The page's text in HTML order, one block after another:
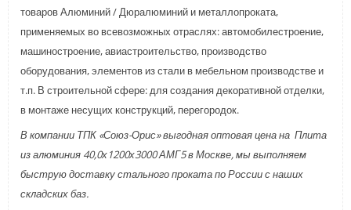
товаров Алюминий / Дюралюминий и металлопроката,
применяемых во всевозможных отраслях: автомобилестроение,
машиностроение, авиастроительство, производство
оборудования, элементов из стали в мебельном производстве и
т.п. В строительной сфере: для создания декоративной отделки,
в монтаже несущих конструкций, перегородок.
В компании ТПК «Союз-Орис» выгодная оптовая цена на Плита
из алюминия 40,0х1200х3000 АМГ5 в Москве, мы выполняем
быструю доставку стального проката по России с наших
складских баз.